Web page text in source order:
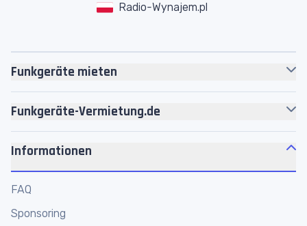
Radio-Wynajem.pl
Funkgeräte mieten
Headsets
Akkus
Zubehör
Personenführungsanlagen
Megafone
Funkgeräte-Vermietung.de
Motorola Platin Partner
Werkstatt
Informationen
FAQ
Sponsoring